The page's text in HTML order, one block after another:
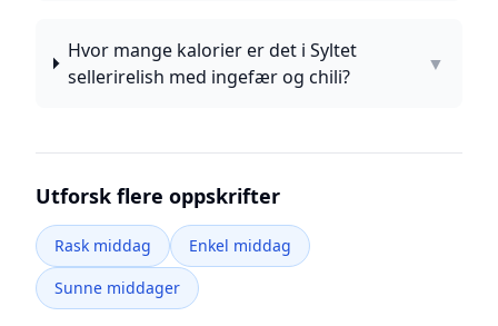
Hvor mange kalorier er det i Syltet
sellerirelish med ingefær og chili?
▼
Utforsk flere oppskrifter
Rask middag
Enkel middag
Sunne middager